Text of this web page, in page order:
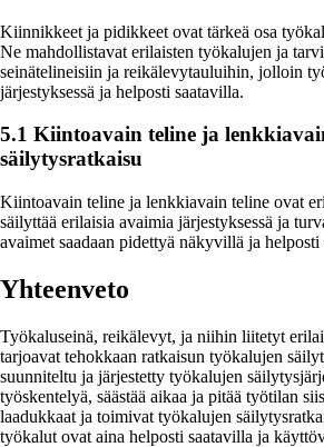
Kiinnikkeet ja pidikkeet ovat tärkeä osa
Ne mahdollistavat erilaisten työkalujen ja
seinätelineisiin ja reikälevytauluihin, jolloin
järjestyksessä ja helposti saatavilla.
5.1 Kiintoavain teline ja
säilytysratkaisu
Kiintoavain teline ja lenkkiavain teline ovat
säilyttää erilaisia avaimia järjestyksessä ja
avaimet saadaan pidettyä näkyvillä ja helposti
Yhteenveto
Työkaluseinä, reikälevyt, ja niihin liitetyt
tarjoavat tehokkaan ratkaisun työkalujen
suunniteltu ja järjestetty työkalujen
työskentelyä, säästää aikaa ja pitää työtilan
laadukkaat ja toimivat työkalujen
työkalut ovat aina helposti saatavilla ja